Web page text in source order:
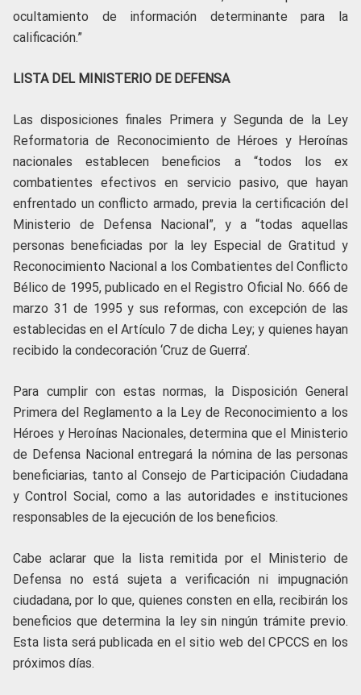
ocultamiento de información determinante para la
calificación.”
LISTA DEL MINISTERIO DE DEFENSA
Las disposiciones finales Primera y Segunda de la Ley
Reformatoria de Reconocimiento de Héroes y Heroínas
nacionales establecen beneficios a “todos los ex
combatientes efectivos en servicio pasivo, que hayan
enfrentado un conflicto armado, previa la certificación del
Ministerio de Defensa Nacional”, y a “todas aquellas
personas beneficiadas por la ley Especial de Gratitud y
Reconocimiento Nacional a los Combatientes del Conflicto
Bélico de 1995, publicado en el Registro Oficial No. 666 de
marzo 31 de 1995 y sus reformas, con excepción de las
establecidas en el Artículo 7 de dicha Ley; y quienes hayan
recibido la condecoración ‘Cruz de Guerra’.
Para cumplir con estas normas, la Disposición General
Primera del Reglamento a la Ley de Reconocimiento a los
Héroes y Heroínas Nacionales, determina que el Ministerio
de Defensa Nacional entregará la nómina de las personas
beneficiarias, tanto al Consejo de Participación Ciudadana
y Control Social, como a las autoridades e instituciones
responsables de la ejecución de los beneficios.
Cabe aclarar que la lista remitida por el Ministerio de
Defensa no está sujeta a verificación ni impugnación
ciudadana, por lo que, quienes consten en ella, recibirán los
beneficios que determina la ley sin ningún trámite previo.
Esta lista será publicada en el sitio web del CPCCS en los
próximos días.